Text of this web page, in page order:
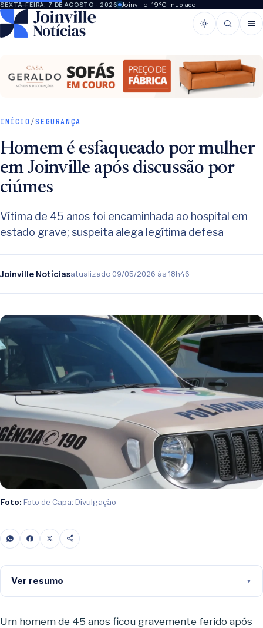
SEXTA-FEIRA, 7 DE AGOSTO · 2026 Joinville · 19°C · nublado
INÍCIO /SEGURANÇA
Homem é esfaqueado por mulher
em Joinville após discussão por
ciúmes
Vítima de 45 anos foi encaminhada ao hospital em
estado grave; suspeita alega legítima defesa
Joinville Notíciasatualizado 09/05/2026 às 18h46
Foto: Foto de Capa: Divulgação
Ver resumo
Um homem de 45 anos ficou gravemente ferido após